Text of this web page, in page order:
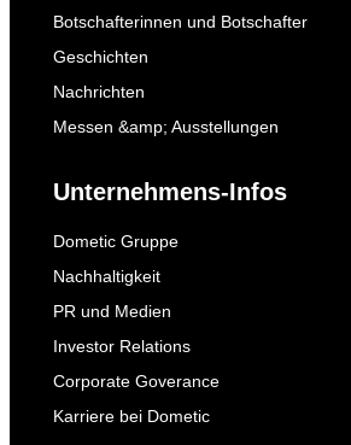
Botschafterinnen und Botschafter
Geschichten
Nachrichten
Messen &amp; Ausstellungen
Unternehmens-Infos
Dometic Gruppe
Nachhaltigkeit
PR und Medien
Investor Relations
Corporate Goverance
Karriere bei Dometic